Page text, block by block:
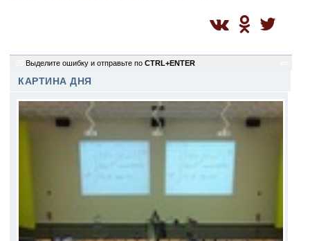
Выделите ошибку и отправьте по CTRL+ENTER
КАРТИНА ДНЯ